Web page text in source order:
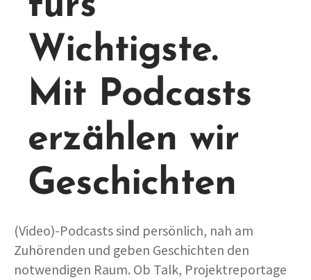
Wichtigste.
Mit Podcasts
erzählen wir
Geschichten
(Video)-Podcasts sind persönlich, nah am
Zuhörenden und geben Geschichten den
notwendigen Raum. Ob Talk, Projektreportage